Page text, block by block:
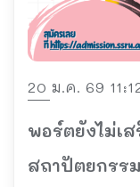
20 ม.ค. 69
พอร์ตยังไม่เ
สถาปัตยกรร